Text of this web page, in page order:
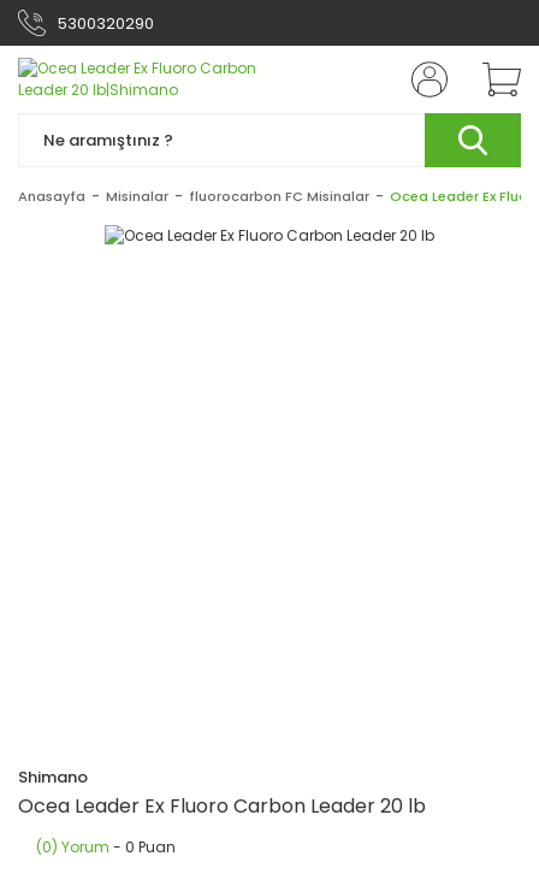
5300320290
Anasayfa Misinalar fluorocarbon FC Misinalar Ocea Leader Ex
Shimano
Ocea Leader Ex Fluoro Carbon Leader 20 lb
(0) Yorum - 0 Puan